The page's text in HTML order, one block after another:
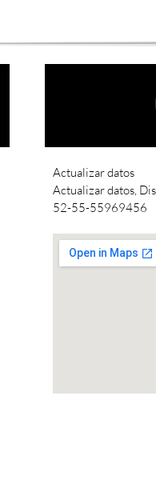
Actualizar datos
Actualizar datos,
52-55-55969456